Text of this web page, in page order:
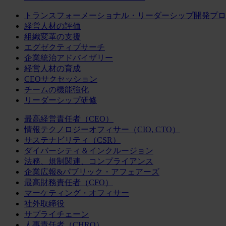
トランスフォーメーショナル・リーダーシップ開発プ
経営人材の評価
組織変革の支援
エグゼクティブサーチ
企業統治アドバイザリー
経営人材の育成
CEOサクセッション
チームの機能強化
リーダーシップ研修
最高経営責任者（CEO）
情報テクノロジーオフィサー（CIO, CTO）
サステナビリティ（CSR）
ダイバーシティ＆インクルージョン
法務、規制関連、コンプライアンス
企業広報&パブリック・アフェアーズ
最高財務責任者（CFO）
マーケティング・オフィサー
社外取締役
サプライチェーン